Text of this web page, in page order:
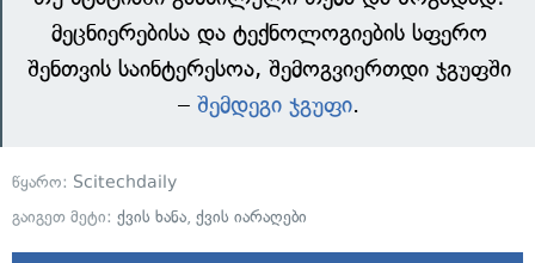
მეცნიერებისა და ტექნოლოგიების სფერო
შენთვის საინტერესოა, შემოგვიერთდი ჯგუფში
– შემდეგი ჯგუფი.
წყარო: Scitechdaily
გაიგეთ მეტი: ქვის ხანა, ქვის იარაღები